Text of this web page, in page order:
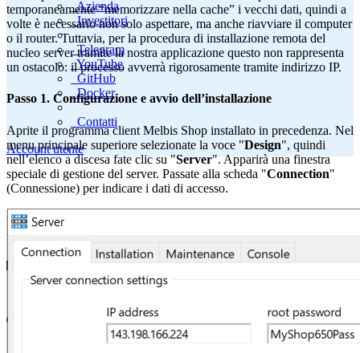
Azienda
Investitori
Telegram
YouTube
GitHub
Docker
Contatti
Account utente
temporaneamente “memorizzare nella cache” i vecchi dati, quindi a
volte è necessario non solo aspettare, ma anche riavviare il computer
o il router. Tuttavia, per la procedura di installazione remota del
nucleo server tramite la nostra applicazione questo non rappresenta
un ostacolo: il processo avverrà rigorosamente tramite indirizzo IP.
Passo 1. Configurazione e avvio dell’installazione
Aprite il programma client Melbis Shop installato in precedenza. Nel
menu principale superiore selezionate la voce "Design", quindi
nell’elenco a discesa fate clic su "Server". Apparirà una finestra
speciale di gestione del server. Passate alla scheda "Connection"
(Connessione) per indicare i dati di accesso.